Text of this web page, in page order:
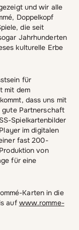
und wir alle
Doppelkopf
die seit
Jahrhunderten
kulturelle Erbe
für
mit dem
dass uns mit
gute Partnerschaft
Spielkartenbilder
im digitalen
fast 200-
von
für eine
Karten in die
auf www.romme-